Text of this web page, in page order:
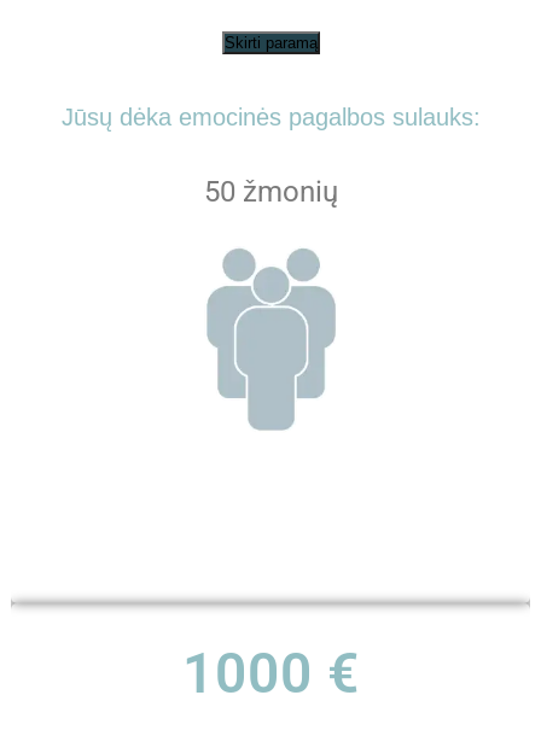
Skirti paramą
Jūsų dėka emocinės pagalbos sulauks:
50 žmonių
1000 €